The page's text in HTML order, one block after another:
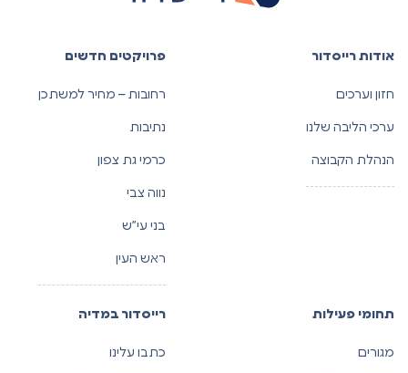
אודות רייסדור
חזון וערכים
ערכי הליבה שלנו
הנהלת הקבוצה
פרויקטים חדשים
רחובות – מחיר למשתכן
נתיבות
כרמי גת צפון
נווה צבי
בני עי”ש
ראש העין
תחומי פעילות
מגורים
רייסדור במדיה
כתבו עלינו